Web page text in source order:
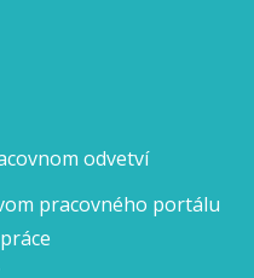
odvetví
pracovného portálu